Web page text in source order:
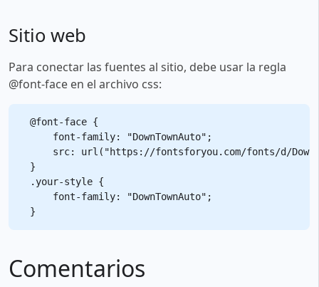
Sitio web
Para conectar las fuentes al sitio, debe usar la regla
@font-face en el archivo css:
@font-face {
    font-family: "DownTownAuto";
src: url("https://fontsforyou.com/fonts/d/
}
.your-style {
    font-family: "DownTownAuto";
Comentarios